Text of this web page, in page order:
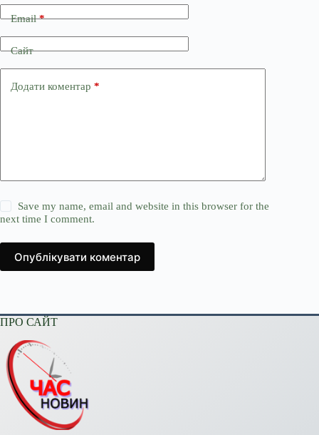
Email*
Сайт
Додати коментар *
Save my name, email and website in this browser for the
next time I comment.
Опублікувати коментар
ПРО САЙТ